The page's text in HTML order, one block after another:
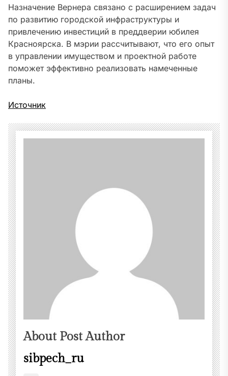
Назначение Вернера связано с расширением задач
по развитию городской инфраструктуры и
привлечению инвестиций в преддверии юбилея
Красноярска. В мэрии рассчитывают, что его опыт
в управлении имуществом и проектной работе
поможет эффективно реализовать намеченные
планы.
Источник
About Post Author
sibpech_ru